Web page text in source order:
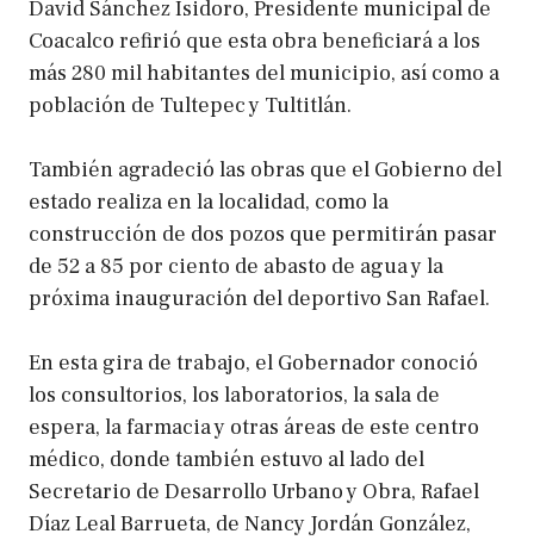
David Sánchez Isidoro, Presidente municipal de
Coacalco refirió que esta obra beneficiará a los
más 280 mil habitantes del municipio, así como a
población de Tultepec y Tultitlán.
También agradeció las obras que el Gobierno del
estado realiza en la localidad, como la
construcción de dos pozos que permitirán pasar
de 52 a 85 por ciento de abasto de agua y la
próxima inauguración del deportivo San Rafael.
En esta gira de trabajo, el Gobernador conoció
los consultorios, los laboratorios, la sala de
espera, la farmacia y otras áreas de este centro
médico, donde también estuvo al lado del
Secretario de Desarrollo Urbano y Obra, Rafael
Díaz Leal Barrueta, de Nancy Jordán González,